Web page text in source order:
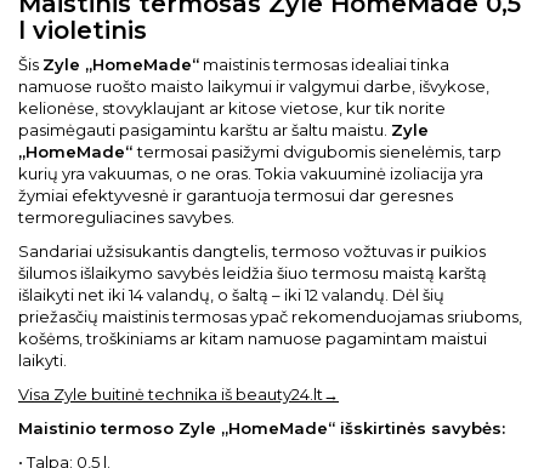
l violetinis
Šis Zyle „HomeMade“ maistinis termosas idealiai tinka
namuose ruošto maisto laikymui ir valgymui darbe, išvykose,
kelionėse, stovyklaujant ar kitose vietose, kur tik norite
pasimėgauti pasigamintu karštu ar šaltu maistu. Zyle
„HomeMade“termosai pasižymi dvigubomis sienelėmis, tarp
kurių yra vakuumas, o ne oras. Tokia vakuuminė izoliacija yra
žymiai efektyvesnė ir garantuoja termosui dar geresnes
termoreguliacines savybes.
Sandariai užsisukantis dangtelis, termoso vožtuvas ir puikios
šilumos išlaikymo savybės leidžia šiuo termosu maistą karštą
išlaikyti net iki 14 valandų, o šaltą – iki 12 valandų. Dėl šių
priežasčių maistinis termosas ypač rekomenduojamas sriuboms,
košėms, troškiniams ar kitam namuose pagamintam maistui
laikyti.
Visa Zyle buitinė technika iš beauty24.lt→
Maistinio termoso Zyle „HomeMade“ išskirtinės savybės:
• Talpa: 0,5 l.